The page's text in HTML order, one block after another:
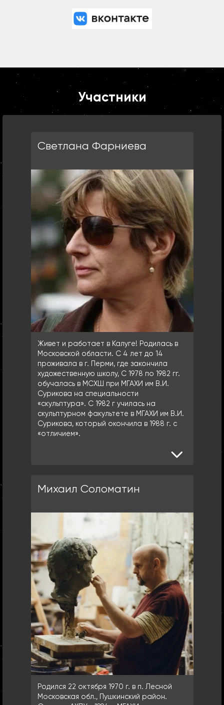
Участники
Светлана Фарниева
Живет и работает в Калуге! Родилась в
Московской области. С 4 лет до 14
проживала в г. Перми, где закончила
художественную школу, С 1978 по 1982 гг.
обучалась в МСХШ при МГАХИ им В.И.
Сурикова на специальности
«скульптура». С 1982 г училась на
скульптурном факультете в МГАХИ им В.И.
Сурикова, который окончила в 1988 г. с
«отличием».
Михаил Соломатин
Родился 22 октября 1970 г. в п. Лесной
Московская обл., Пушкинский район.